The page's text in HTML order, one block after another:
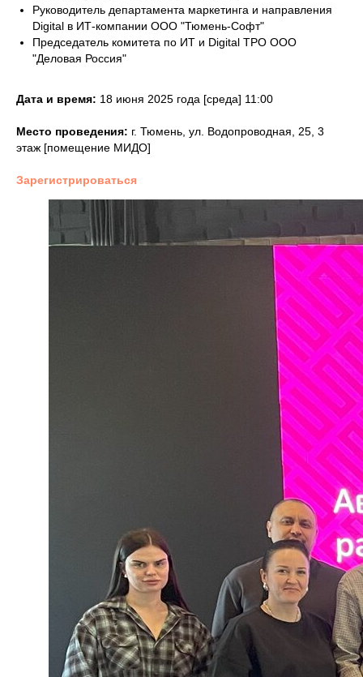
Руководитель департамента маркетинга и направления
Digital в ИТ-компании ООО "Тюмень-Софт"
Председатель комитета по ИТ и Digital ТРО ООО
"Деловая Россия"
Дата и время: 18 июня 2025 года [среда] 11:00
Место проведения: г. Тюмень, ул. Водопроводная, 25, 3
этаж [помещение МИДО]
Зарегистрироваться